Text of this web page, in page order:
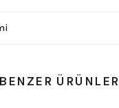
BENZER ÜRÜNLER